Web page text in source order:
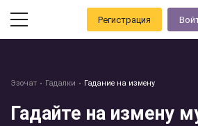
Регистрация
Эзочат Гадалки Гадание на измену
Гадайте на измену